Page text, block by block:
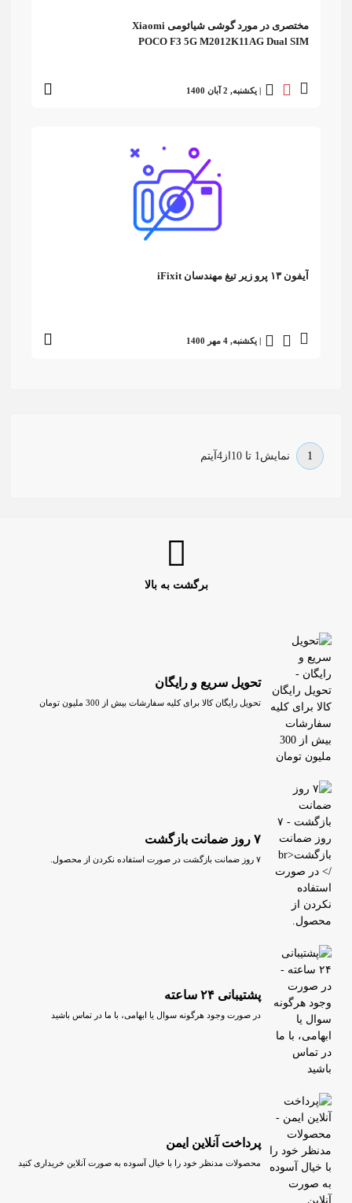
مختصری در مورد گوشی شیائومی Xiaomi
POCO F3 5G M2012K11AG Dual SIM
| یکشنبه, 2 آبان 1400
آیفون ۱۳ پرو زیر تیغ مهندسان iFixit
| یکشنبه, 4 مهر 1400
1 نمایش 1 تا 10 از 4آیتم
برگشت به بالا
تحویل سریع و رایگان
تحویل رایگان کالا برای کلیه سفارشات بیش از 300 ملیون تومان
۷ روز ضمانت بازگشت
۷ روز ضمانت بازگشت در صورت استفاده نکردن از محصول.
پشتیبانی ۲۴ ساعته
در صورت وجود هرگونه سوال یا ابهامی، با ما در تماس باشید
پرداخت آنلاین ایمن
محصولات مدنظر خود را با خیال آسوده به صورت آنلاین خریداری کنید